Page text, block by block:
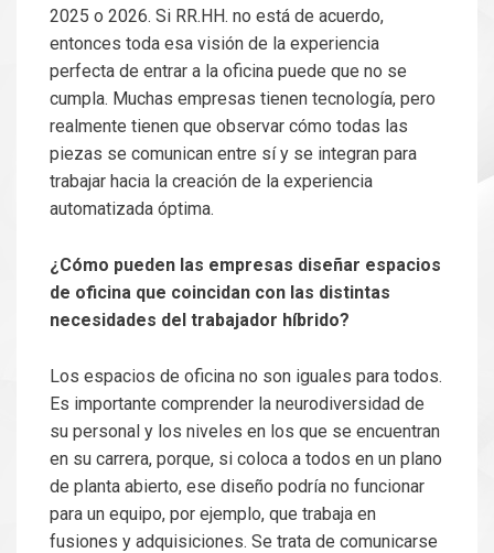
2025 o 2026. Si RR.HH. no está de acuerdo,
entonces toda esa visión de la experiencia
perfecta de entrar a la oficina puede que no se
cumpla. Muchas empresas tienen tecnología, pero
realmente tienen que observar cómo todas las
piezas se comunican entre sí y se integran para
trabajar hacia la creación de la experiencia
automatizada óptima.
¿Cómo pueden las empresas diseñar espacios
de oficina que coincidan con las distintas
necesidades del trabajador híbrido?
Los espacios de oficina no son iguales para todos.
Es importante comprender la neurodiversidad de
su personal y los niveles en los que se encuentran
en su carrera, porque, si coloca a todos en un plano
de planta abierto, ese diseño podría no funcionar
para un equipo, por ejemplo, que trabaja en
fusiones y adquisiciones. Se trata de comunicarse